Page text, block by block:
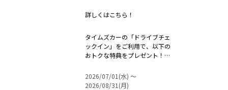
詳しくはこちら！
タイムズカーの「ドライブチェ
ックイン」をご利用で、以下の
おトクな特典をプレゼント！！
2026/07/01(水) 〜
2026/08/31(月)